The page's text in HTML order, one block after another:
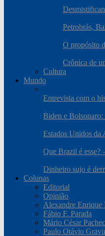
Petrobrás,
O propósito
Crônica de
Cultura
Mundo
Entrevista com o
Biden e
Estados Unidos da
Que Brazil é
Dinheiro sujo é
Colunas
Editorial
Opinião
Alexandre Enrique
Fábio F. Parada
Mário César
Paulo Otávio